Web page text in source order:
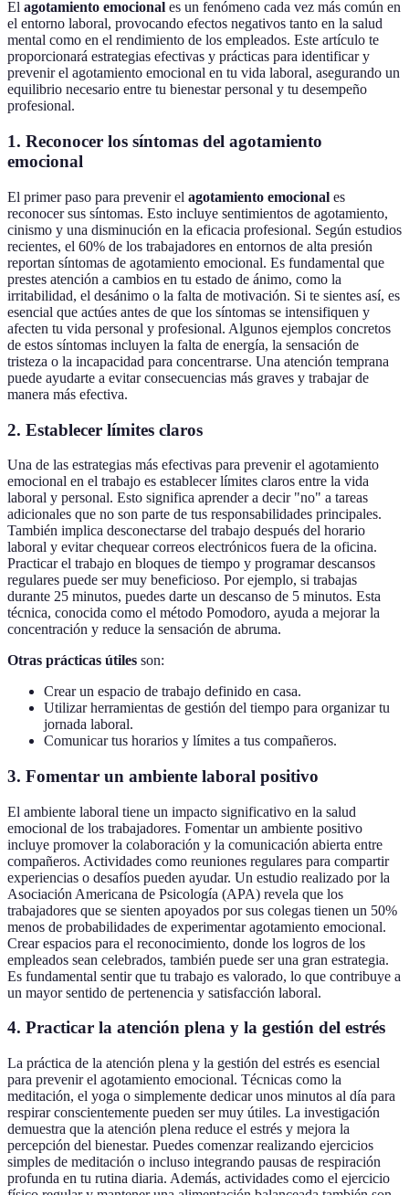
El agotamiento emocional es un fenómeno cada vez más común en
el entorno laboral, provocando efectos negativos tanto en la salud
mental como en el rendimiento de los empleados. Este artículo te
proporcionará estrategias efectivas y prácticas para identificar y
prevenir el agotamiento emocional en tu vida laboral, asegurando un
equilibrio necesario entre tu bienestar personal y tu desempeño
profesional.
1. Reconocer los síntomas del agotamiento
emocional
El primer paso para prevenir el agotamiento emocional es
reconocer sus síntomas. Esto incluye sentimientos de agotamiento,
cinismo y una disminución en la eficacia profesional. Según estudios
recientes, el 60% de los trabajadores en entornos de alta presión
reportan síntomas de agotamiento emocional. Es fundamental que
prestes atención a cambios en tu estado de ánimo, como la
irritabilidad, el desánimo o la falta de motivación. Si te sientes así, es
esencial que actúes antes de que los síntomas se intensifiquen y
afecten tu vida personal y profesional. Algunos ejemplos concretos
de estos síntomas incluyen la falta de energía, la sensación de
tristeza o la incapacidad para concentrarse. Una atención temprana
puede ayudarte a evitar consecuencias más graves y trabajar de
manera más efectiva.
2. Establecer límites claros
Una de las estrategias más efectivas para prevenir el agotamiento
emocional en el trabajo es establecer límites claros entre la vida
laboral y personal. Esto significa aprender a decir "no" a tareas
adicionales que no son parte de tus responsabilidades principales.
También implica desconectarse del trabajo después del horario
laboral y evitar chequear correos electrónicos fuera de la oficina.
Practicar el trabajo en bloques de tiempo y programar descansos
regulares puede ser muy beneficioso. Por ejemplo, si trabajas
durante 25 minutos, puedes darte un descanso de 5 minutos. Esta
técnica, conocida como el método Pomodoro, ayuda a mejorar la
concentración y reduce la sensación de abruma.
Otras prácticas útiles son:
Crear un espacio de trabajo definido en casa.
Utilizar herramientas de gestión del tiempo para organizar tu
jornada laboral.
Comunicar tus horarios y límites a tus compañeros.
3. Fomentar un ambiente laboral positivo
El ambiente laboral tiene un impacto significativo en la salud
emocional de los trabajadores. Fomentar un ambiente positivo
incluye promover la colaboración y la comunicación abierta entre
compañeros. Actividades como reuniones regulares para compartir
experiencias o desafíos pueden ayudar. Un estudio realizado por la
Asociación Americana de Psicología (APA) revela que los
trabajadores que se sienten apoyados por sus colegas tienen un 50%
menos de probabilidades de experimentar agotamiento emocional.
Crear espacios para el reconocimiento, donde los logros de los
empleados sean celebrados, también puede ser una gran estrategia.
Es fundamental sentir que tu trabajo es valorado, lo que contribuye a
un mayor sentido de pertenencia y satisfacción laboral.
4. Practicar la atención plena y la gestión del estrés
La práctica de la atención plena y la gestión del estrés es esencial
para prevenir el agotamiento emocional. Técnicas como la
meditación, el yoga o simplemente dedicar unos minutos al día para
respirar conscientemente pueden ser muy útiles. La investigación
demuestra que la atención plena reduce el estrés y mejora la
percepción del bienestar. Puedes comenzar realizando ejercicios
simples de meditación o incluso integrando pausas de respiración
profunda en tu rutina diaria. Además, actividades como el ejercicio